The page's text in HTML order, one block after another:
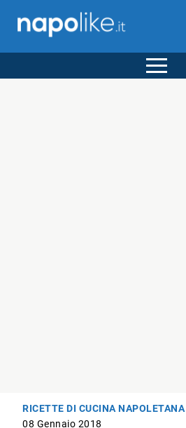
RICETTE DI CUCINA NAPOLETANA
08 Gennaio 2018